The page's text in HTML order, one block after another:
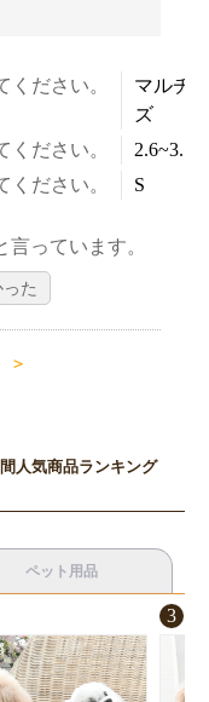
ください。
マルチ
ズ
ださい。
ださい。
S
言っています。
た
＞
人気商品ランキング
ペット用品
3